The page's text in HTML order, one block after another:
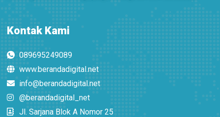
Kontak Kami
089695249089
www.berandadigital.net
info@berandadigital.net
@berandadigital_net
Jl. Sarjana Blok A Nomor 25